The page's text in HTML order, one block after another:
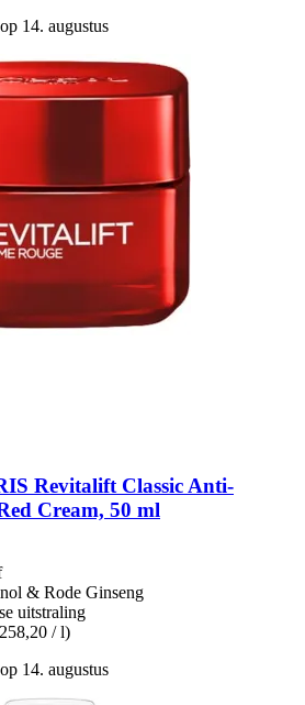
14. augustus
Revitalift Classic Anti-​
Cream, 50 ml
& Rode Ginseng
uitstraling
/ l)
14. augustus